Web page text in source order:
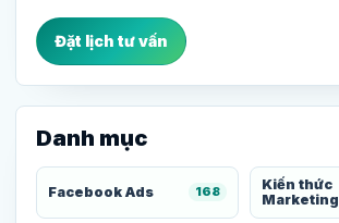
Đặt lịch tư vấn
Danh mục
Facebook Ads 168
Kiến thức
Marketing